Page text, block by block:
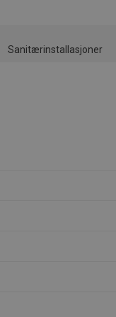
Sanitærinstallasjoner